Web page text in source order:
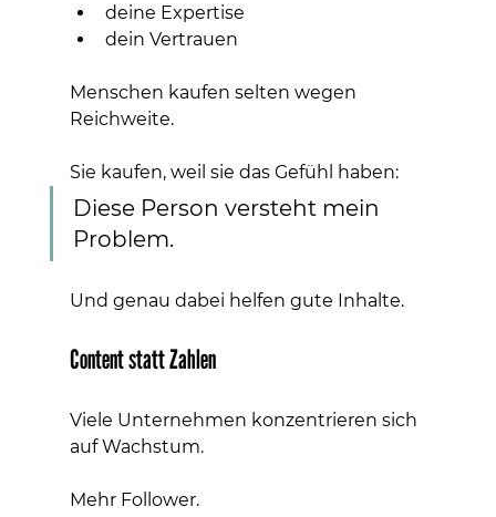
deine Expertise
dein Vertrauen
Menschen kaufen selten wegen
Reichweite.
Sie kaufen, weil sie das Gefühl haben:
Diese Person versteht mein
Problem.
Und genau dabei helfen gute Inhalte.
Content statt Zahlen
Viele Unternehmen konzentrieren sich
auf Wachstum.
Mehr Follower.